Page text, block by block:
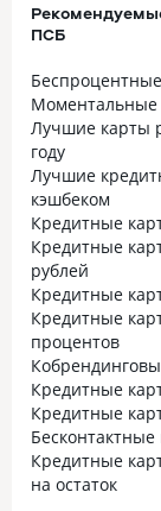
ПСБ
Моментальные
Лучшие карты
году
Лучшие
кэшбеком
Кредитные
Кредитные
рублей
Кредитные
Кредитные
процентов
Кредитные
Кредитные
Кредитные
на остаток